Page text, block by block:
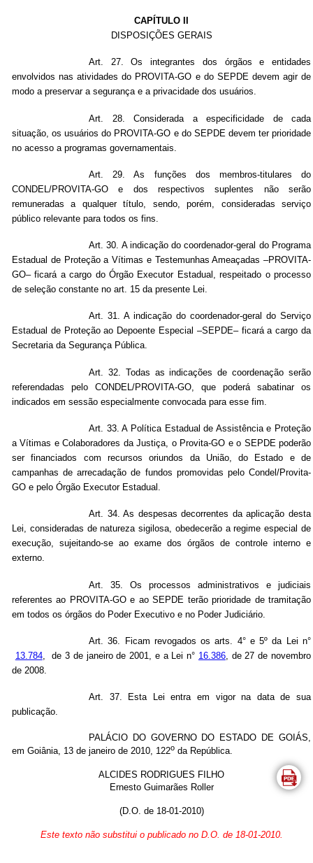
CAPÍTULO II
DISPOSIÇÕES GERAIS
Art. 27. Os integrantes dos órgãos e entidades
envolvidos nas atividades do PROVITA-GO e do SEPDE devem agir de
modo a preservar a segurança e a privacidade dos usuários.
Art. 28. Considerada a especificidade de cada
situação, os usuários do PROVITA-GO e do SEPDE devem ter prioridade
no acesso a programas governamentais.
Art. 29. As funções dos membros-titulares do
CONDEL/PROVITA-GO e dos respectivos suplentes não serão
remuneradas a qualquer título, sendo, porém, consideradas serviço
público relevante para todos os fins.
Art.30. A indicação do coordenador-geral do Programa
Estadual de Proteção a Vítimas e Testemunhas Ameaçadas –PROVITA-
GO– ficará a cargo do Órgão Executor Estadual, respeitado o processo
de seleção constante no art. 15 da presente Lei.
Art. 31. A indicação do coordenador-geral do Serviço
Estadual de Proteção ao Depoente Especial –SEPDE– ficará a cargo da
Secretaria da Segurança Pública.
Art. 32. Todas as indicações de coordenação serão
referendadas pelo CONDEL/PROVITA-GO, que poderá sabatinar os
indicados em sessão especialmente convocada para esse fim.
Art. 33. A Política Estadual de Assistência e Proteção
a Vítimas e Colaboradores da Justiça, o Provita-GO e o SEPDE poderão
ser financiados com recursos oriundos da União, do Estado e de
campanhas de arrecadação de fundos promovidas pelo Condel/Provita-
GO e pelo Órgão Executor Estadual.
Art. 34. As despesas decorrentes da aplicação desta
Lei, consideradas de natureza sigilosa, obedecerão a regime especial de
execução, sujeitando-se ao exame dos órgãos de controle interno e
externo.
Art. 35. Os processos administrativos e judiciais
referentes ao PROVITA-GO e ao SEPDE terão prioridade de tramitação
em todos os órgãos do Poder Executivo e no Poder Judiciário.
Art. 36. Ficam revogados os arts. 4° e 5º da Lei n°
13.784, de 3 de janeiro de 2001, e a Lei n° 16.386, de 27 de novembro
de 2008.
Art. 37. Esta Lei entra em vigor na data de sua
publicação.
PALÁCIO DO GOVERNO DO ESTADO DE GOIÁS,
em Goiânia, 13 de janeiro de 2010, 122o da República.
ALCIDES RODRIGUES FILHO
Ernesto Guimarães Roller
(D.O. de 18-01-2010)
Este texto não substitui o publicado no D.O. de 18-01-2010.